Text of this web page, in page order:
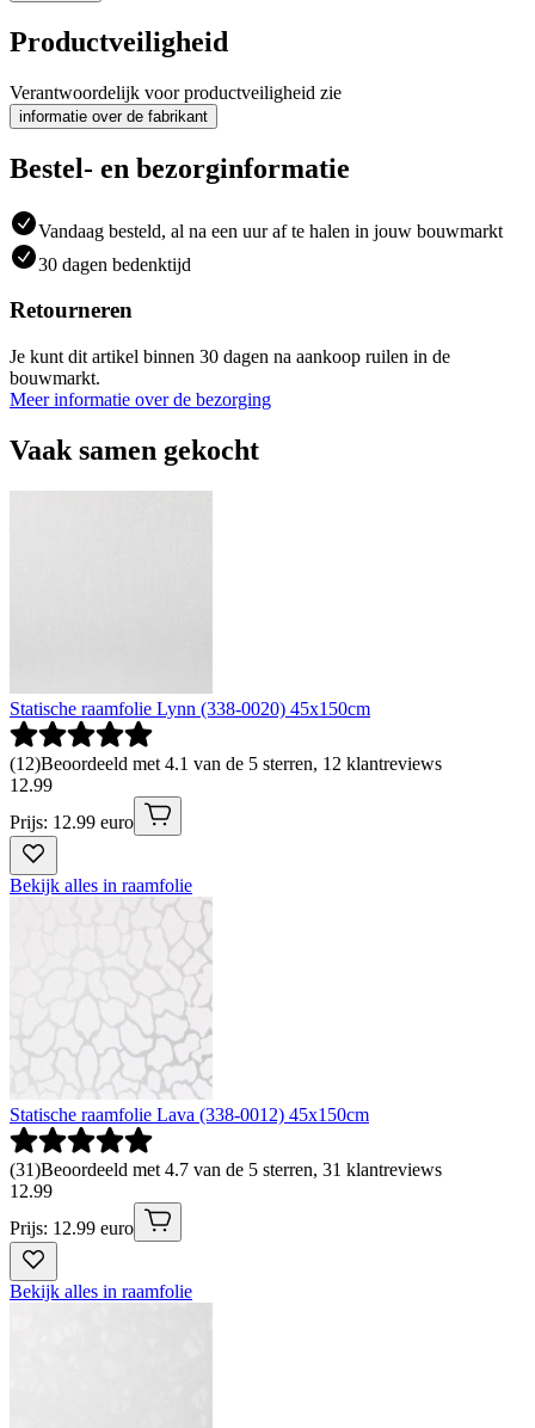
Productveiligheid
Verantwoordelijk voor productveiligheid zie
informatie over de fabrikant
Bestel- en bezorginformatie
Vandaag besteld, al na een uur af te halen in jouw bouwmarkt
30 dagen bedenktijd
Retourneren
Je kunt dit artikel binnen 30 dagen na aankoop ruilen in de
bouwmarkt.
Meer informatie over de bezorging
Vaak samen gekocht
Statische raamfolie Lynn (338-0020) 45x150cm
(12)Beoordeeld met 4.1 van de 5 sterren, 12 klantreviews
12.99
Prijs: 12.99 euro
Bekijk alles in raamfolie
Statische raamfolie Lava (338-0012) 45x150cm
(31)Beoordeeld met 4.7 van de 5 sterren, 31 klantreviews
12.99
Prijs: 12.99 euro
Bekijk alles in raamfolie